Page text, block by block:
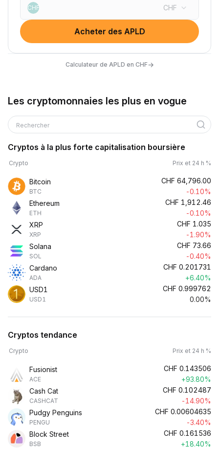
CHF CHF
Acheter des APLD
Calculateur de APLD en CHF→
Les cryptomonnaies les plus en vogue
Rechercher
Cryptos à la plus forte capitalisation boursière
Crypto Prix et 24 h %
Bitcoin
BTC
CHF 64,796.00
-0.10%
Ethereum
ETH
CHF 1,912.46
-0.10%
XRP
XRP
CHF 1.035
-1.90%
Solana
SOL
CHF 73.66
-0.40%
Cardano
ADA
CHF 0.201731
+6.40%
USD1
USD1
CHF 0.999762
0.00%
Cryptos tendance
Crypto Prix et 24 h %
Fusionist
ACE
CHF 0.143506
+93.80%
Cash Cat
CASHCAT
CHF 0.102487
-14.90%
Pudgy Penguins
PENGU
CHF 0.00604635
-3.40%
Block Street
BSB
CHF 0.161536
+18.40%